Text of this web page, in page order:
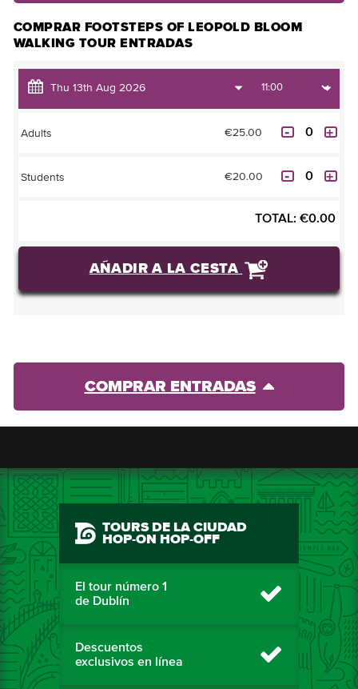
COMPRAR FOOTSTEPS OF LEOPOLD BLOOM
WALKING TOUR ENTRADAS
Adults €25.00
Students €20.00
TOTAL: €0.00
AÑADIR A LA CESTA
COMPRAR ENTRADAS
TOURS DE LA CIUDAD
HOP-ON HOP-OFF
El tour número 1
de Dublín
Descuentos
exclusivos en línea